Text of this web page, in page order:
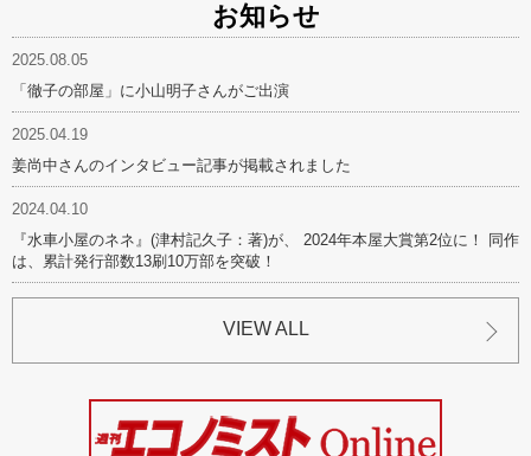
お知らせ
2025.08.05
「徹子の部屋」に小山明子さんがご出演
2025.04.19
姜尚中さんのインタビュー記事が掲載されました
2024.04.10
『水車小屋のネネ』(津村記久子：著)が、 2024年本屋大賞第2位に！ 同作
は、累計発行部数13刷10万部を突破！
VIEW ALL